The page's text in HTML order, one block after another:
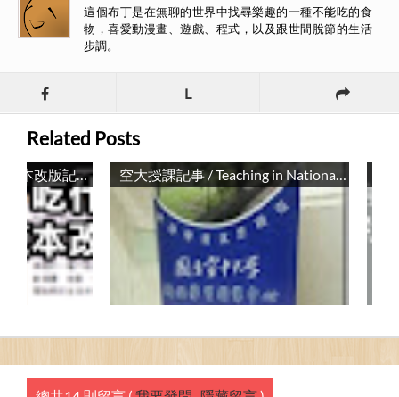
這個布丁是在無聊的世界中找尋樂趣的一種不能吃的食
物，喜愛動漫畫、遊戲、程式，以及跟世間脫節的生活
步調。
L
Related Posts
「布丁布丁吃什麼？」範本改版記錄 / Talk About Pulipuli Blog’s New Template 空大授課記事 / Teaching in National Open University